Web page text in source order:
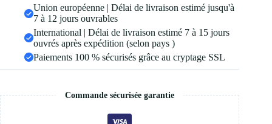
Union européenne | Délai de livraison estimé jusqu'à
7 à 12 jours ouvrables
International | Délai de livraison estimé 7 à 15 jours
ouvrés après expédition (selon pays )
Paiements 100 % sécurisés grâce au cryptage SSL
Commande sécurisée garantie